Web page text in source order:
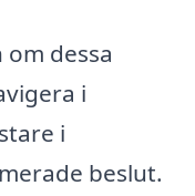
dessa
i
i
beslut.